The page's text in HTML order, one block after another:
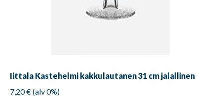
Iittala Kastehelmi kakkulautanen 31 cm jalallinen
7,20 € (alv 0%)